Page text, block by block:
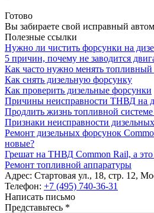
Готово
Вы забираете свой исправный
Полезные ссылки
Нужно ли чистить форсунки на
5 причин, почему не заводится
Как часто нужно менять топливный
Как снять дизельную форсунку
Как проверить дизельные форсунки
Причины неисправности ТНВД на
Продлить жизнь топливной
Признаки неисправности
Ремонт дизельных форсунок
новые?
Грешат на ТНВД Common Rail, а это
Ремонт топливной аппаратуры
Адрес: Стартовая ул., 18, стр. 12,
Телефон: +7 (495) 740-36-31
Написать письмо
Представьтесь *